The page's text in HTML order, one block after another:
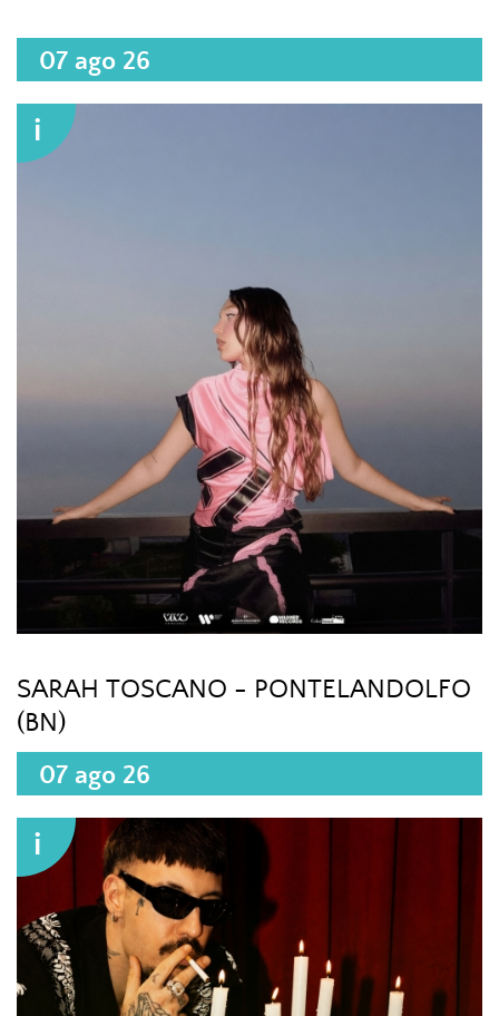
07 ago 26
i
SARAH TOSCANO - PONTELANDOLFO
(BN)
07 ago 26
i